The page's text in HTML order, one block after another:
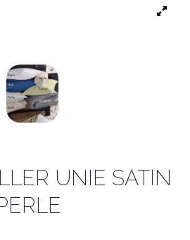
UNIE SATIN